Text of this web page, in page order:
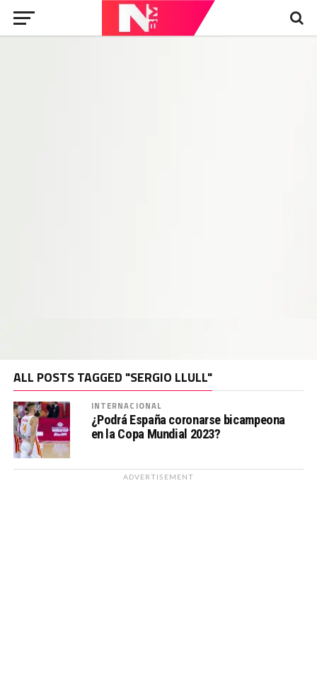
ALL POSTS TAGGED "SERGIO LLULL"
INTERNACIONAL
¿Podrá España coronarse bicampeona
en la Copa Mundial 2023?
ADVERTISEMENT